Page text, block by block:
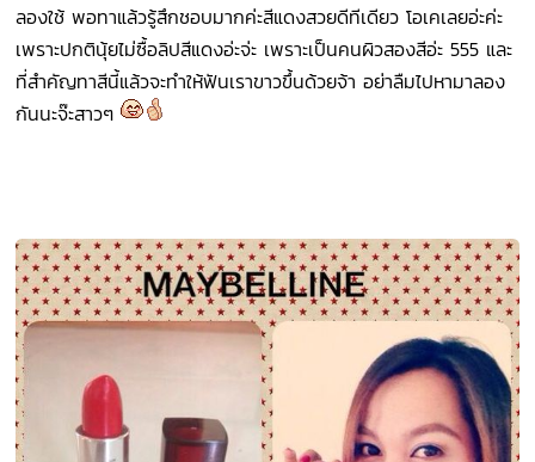
ลองใช้ พอทาแล้วรู้สึกชอบมากค่ะสีแดงสวยดีทีเดียว โอเคเลยอ่ะค่ะ
เพราะปกตินุ้ยไม่ซื้อลิปสีแดงอ่ะจ่ะ เพราะเป็นคนผิวสองสีอ่ะ 555 และ
ที่สำคัญทาสีนี้แล้วจะทำให้ฟันเราขาวขึ้นด้วยจ้า อย่าลืมไปหามาลอง
กันนะจ๊ะสาวๆ